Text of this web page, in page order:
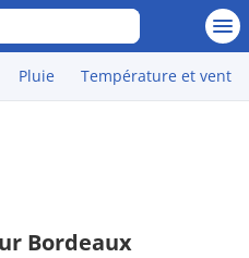
Pluie Température et vent
Bordeaux